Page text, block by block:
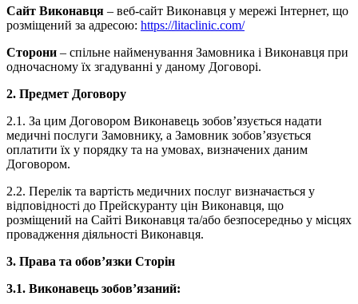
Сайт Виконавця – веб-сайт Виконавця у мережі Інтернет, що
розміщений за адресою: https://litaclinic.com/
Сторони – спільне найменування Замовника і Виконавця при
одночасному їх згадуванні у даному Договорі.
2. Предмет Договору
2.1. За цим Договором Виконавець зобов’язується надати
медичні послуги Замовнику, а Замовник зобов’язується
оплатити їх у порядку та на умовах, визначених даним
Договором.
2.2. Перелік та вартість медичних послуг визначається у
відповідності до Прейскуранту цін Виконавця, що
розміщений на Сайті Виконавця та/або безпосередньо у місцях
провадження діяльності Виконавця.
3. Права та обов’язки Сторін
3.1. Виконавець зобов’язаний: